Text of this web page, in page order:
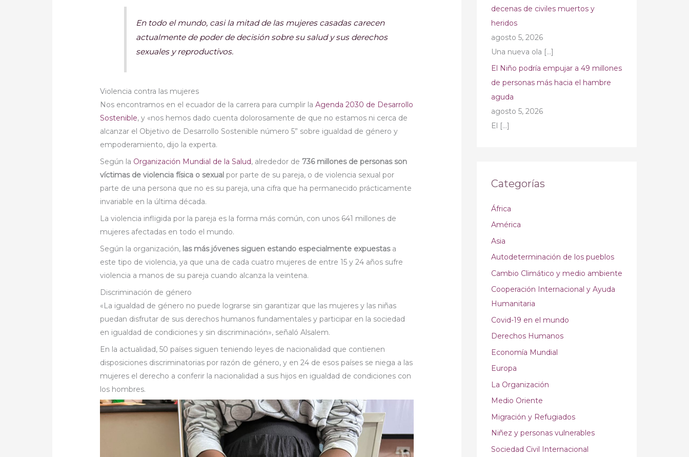
En todo el mundo, casi la mitad de las mujeres casadas carecen
actualmente de poder de decisión sobre su salud y sus derechos
sexuales y reproductivos.
Violencia contra las mujeres
Nos encontramos en el ecuador de la carrera para cumplir laAgenda 2030 de Desarrollo
Sostenible, y «nos hemos dado cuenta dolorosamente de que no estamos ni cerca de
alcanzar el Objetivo de Desarrollo Sostenible número 5” sobre igualdad de género y
empoderamiento, dijo la experta.
Según la Organización Mundial de la Salud, alrededor de 736 millones de personas son
víctimas de violencia física o sexual por parte de su pareja, o de violencia sexual por
parte de una persona que no es su pareja, una cifra que ha permanecido prácticamente
invariable en la última década.
La violencia infligida por la pareja es la forma más común, con unos 641 millones de
mujeres afectadas en todo el mundo.
Según la organización, las más jóvenes siguen estando especialmente expuestasa
este tipo de violencia, ya que una de cada cuatro mujeres de entre 15 y 24 años sufre
violencia a manos de su pareja cuando alcanza la veintena.
Discriminación de género
«La igualdad de género no puede lograrse sin garantizar que las mujeres y las niñas
puedan disfrutar de sus derechos humanos fundamentales y participar en la sociedad
en igualdad de condiciones y sin discriminación», señaló Alsalem.
En la actualidad, 50 países siguen teniendo leyes de nacionalidad que contienen
disposiciones discriminatorias por razón de género, y en 24 de esos países se niega a las
mujeres el derecho a conferir la nacionalidad a sus hijos en igualdad de condiciones con
los hombres.
decenas de civiles muertos y
heridos
agosto 5, 2026
Una nueva ola […]
El Niño podría empujar a 49 millones
de personas más hacia el hambre
aguda
agosto 5, 2026
El […]
Categorías
África
América
Asia
Autodeterminación de los pueblos
Cambio Climático y medio ambiente
Cooperación Internacional y Ayuda
Humanitaria
Covid-19 en el mundo
Derechos Humanos
Economía Mundial
Europa
La Organización
Medio Oriente
Migración y Refugiados
Niñez y personas vulnerables
Sociedad Civil Internacional